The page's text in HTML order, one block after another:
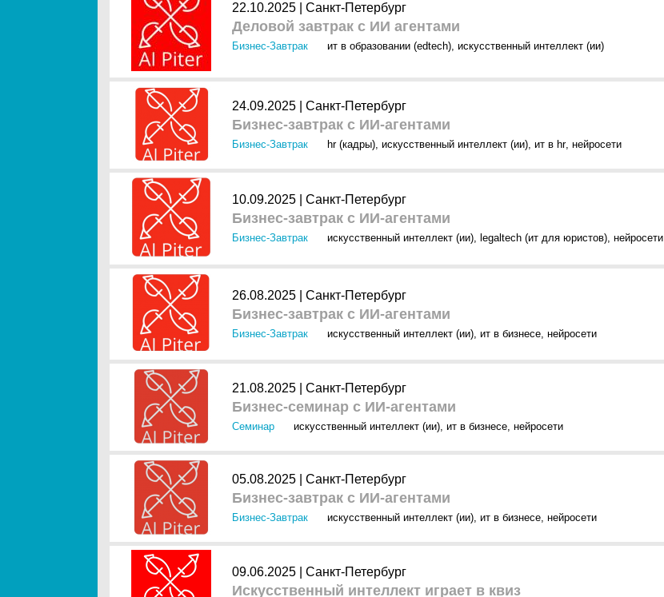
22.10.2025 | Санкт-Петербург
Деловой завтрак с ИИ агентами
Бизнес-Завтрак ит в образовании (edtech), искусственный интеллект (ии)
24.09.2025 | Санкт-Петербург
Бизнес-завтрак с ИИ-агентами
Бизнес-Завтрак hr (кадры), искусственный интеллект (ии), ит в hr, нейросети
10.09.2025 | Санкт-Петербург
Бизнес-завтрак с ИИ-агентами
Бизнес-Завтрак искусственный интеллект (ии), legaltech (ит для юристов), нейросети
26.08.2025 | Санкт-Петербург
Бизнес-завтрак с ИИ-агентами
Бизнес-Завтрак искусственный интеллект (ии), ит в бизнесе, нейросети
21.08.2025 | Санкт-Петербург
Бизнес-семинар с ИИ-агентами
Семинар искусственный интеллект (ии), ит в бизнесе, нейросети
05.08.2025 | Санкт-Петербург
Бизнес-завтрак с ИИ-агентами
Бизнес-Завтрак искусственный интеллект (ии), ит в бизнесе, нейросети
09.06.2025 | Санкт-Петербург
Искусственный интеллект играет в квиз